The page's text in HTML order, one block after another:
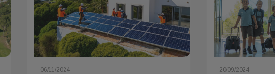
06/11/2024 20/09/2024